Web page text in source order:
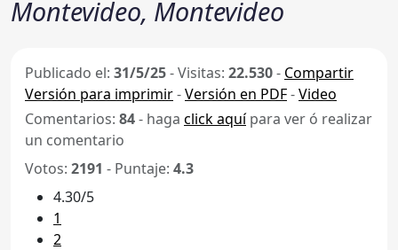
Montevideo, Montevideo
Publicado el: 31/5/25-Visitas: 22.530- Compartir
Versión para imprimir-Versión en PDF-Video
Comentarios: 84- haga click aquípara ver ó realizar
un comentario
Votos: 2191 - Puntaje: 4.3
4.30/5
1
2